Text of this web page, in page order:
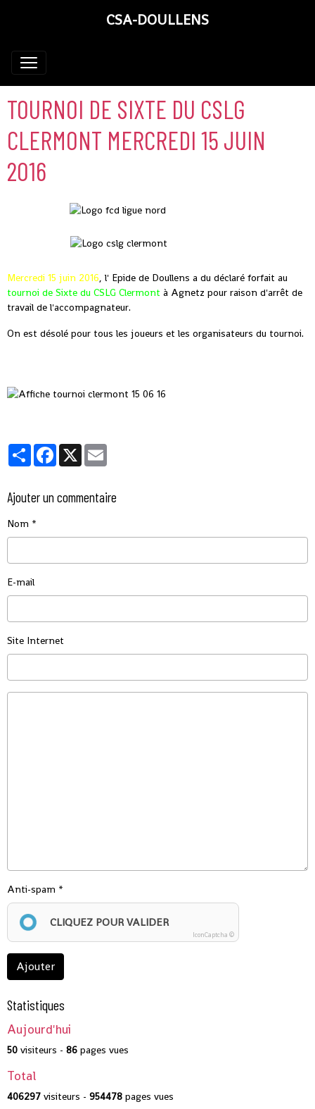
CSA-DOULLENS
TOURNOI DE SIXTE DU CSLG
CLERMONT MERCREDI 15 JUIN
2016
Mercredi 15 juin 2016, l' Epide de Doullens a du déclaré forfait au
tournoi de Sixte du CSLG Clermont à Agnetz pour raison d'arrêt de
travail de l'accompagnateur.
On est désolé pour tous les joueurs et les organisateurs du tournoi.
PartagerFacebook
X
Ajouter un commentaire
Nom
E-mail
Site Internet
Anti-spam
CLIQUEZ POUR VALIDER
IconCaptcha ©
Ajouter
Statistiques
Aujourd'hui
50 visiteurs - 86 pages vues
Total
406297 visiteurs - 954478 pages vues